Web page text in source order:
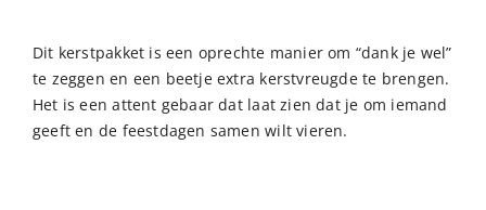
Dit kerstpakket is een oprechte manier om “dank je wel”
te zeggen en een beetje extra kerstvreugde te brengen.
Het is een attent gebaar dat laat zien dat je om iemand
geeft en de feestdagen samen wilt vieren.